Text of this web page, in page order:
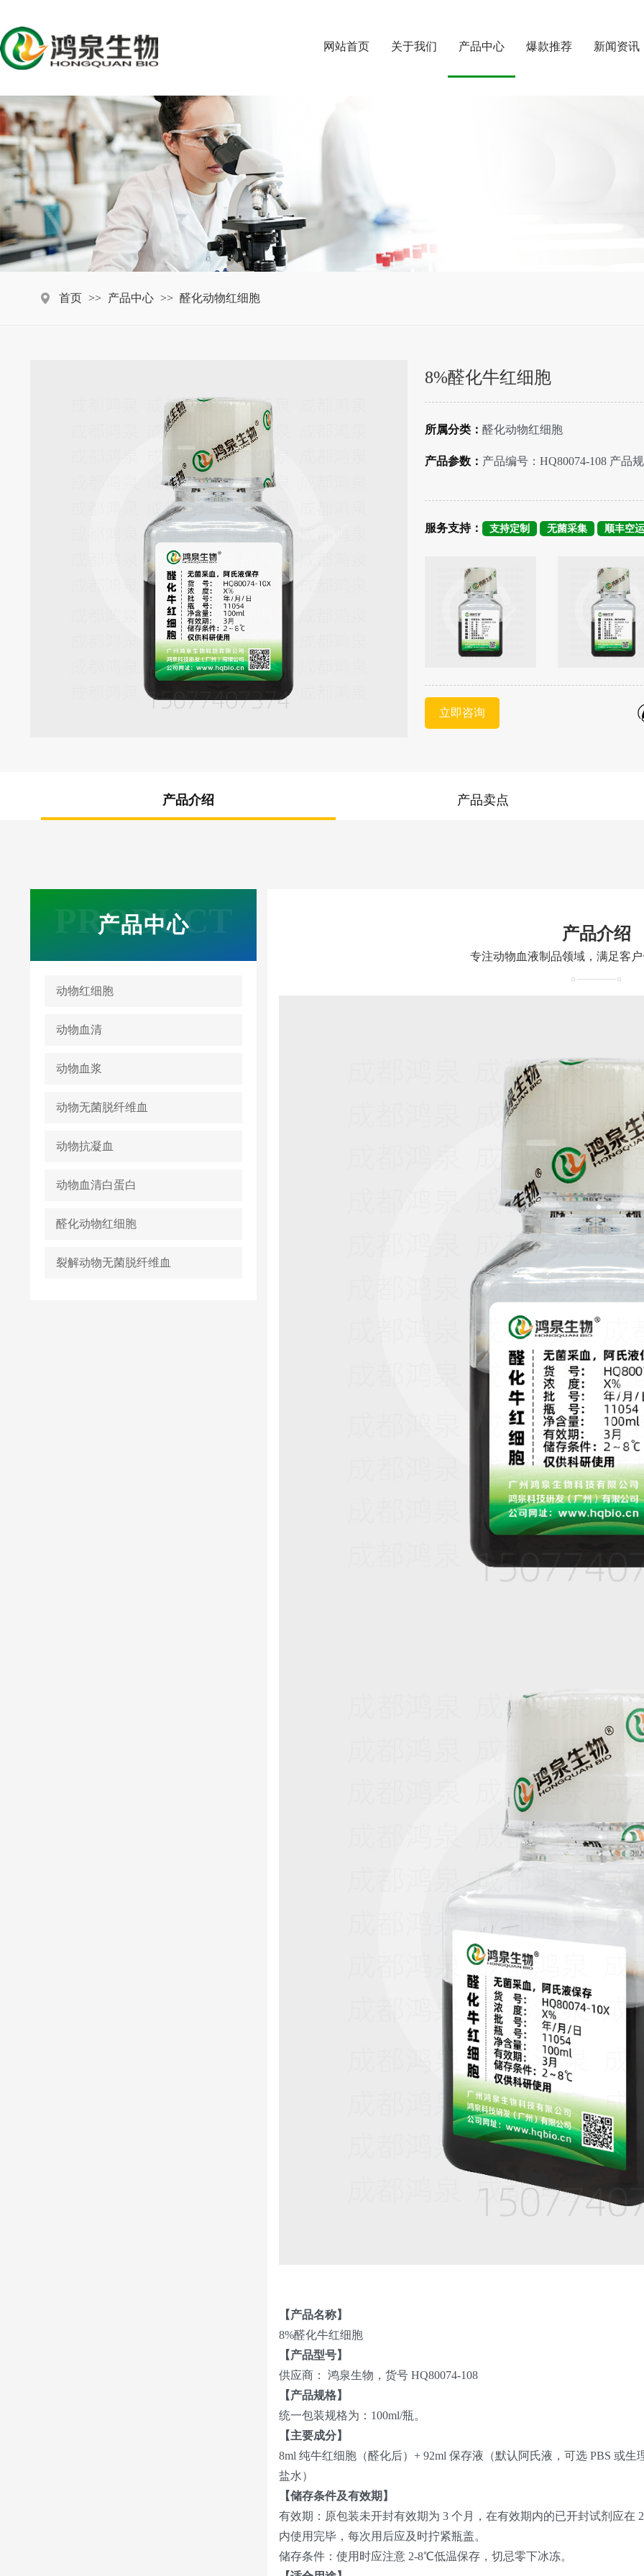
网站首页 关于我们 产品中心 爆款推荐 新闻资讯
首页 >> 产品中心 >> 醛化动物红细胞
8%醛化牛红细胞
所属分类： 醛化动物红细胞
产品参数： 产品编号：HQ80074-108 产品
服务支持： 支持定制 无菌采集 顺丰空运
立即咨询
产品介绍 产品卖点
产品中心
动物红细胞
动物血清
动物血浆
动物无菌脱纤维血
动物抗凝血
动物血清白蛋白
醛化动物红细胞
裂解动物无菌脱纤维血
产品介绍
专注动物血液制品领域，满足客
【产品名称】
8%醛化牛红细胞
【产品型号】
供应商： 鸿泉生物，货号 HQ80074-108
【产品规格】
统一包装规格为：100ml/瓶。
【主要成分】
8ml 纯牛红细胞（醛化后）+ 92ml 保存液（默认阿氏液，可选 PBS 或生
盐水）
【储存条件及有效期】
有效期：原包装未开封有效期为 3 个月，在有效期内的已开封试剂应在
内使用完毕，每次用后应及时拧紧瓶盖。
储存条件：使用时应注意 2-8℃低温保存，切忌零下冰冻。